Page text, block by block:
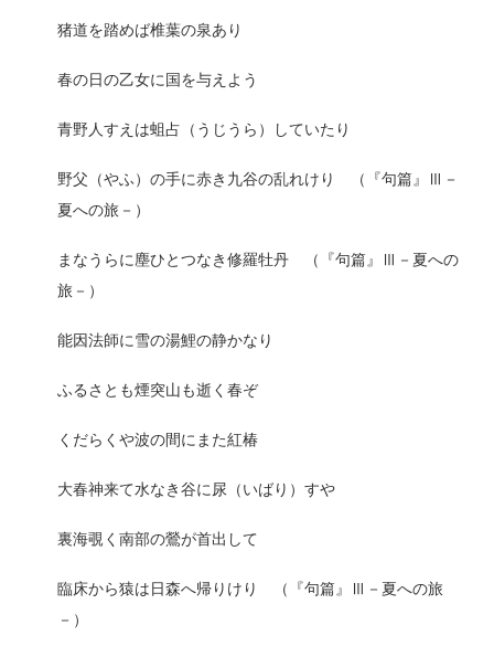
猪道を踏めば椎葉の泉あり
春の日の乙女に国を与えよう
青野人すえは蛆占（うじうら）していたり
野父（やふ）の手に赤き九谷の乱れけり （『句篇』Ⅲ－
夏への旅－）
まなうらに塵ひとつなき修羅牡丹 （『句篇』Ⅲ－夏への
旅－）
能因法師に雪の湯鯉の静かなり
ふるさとも煙突山も逝く春ぞ
くだらくや波の間にまた紅椿
大春神来て水なき谷に尿（いばり）すや
裏海覗く南部の鶯が首出して
臨床から猿は日森へ帰りけり （『句篇』Ⅲ－夏への旅
－）